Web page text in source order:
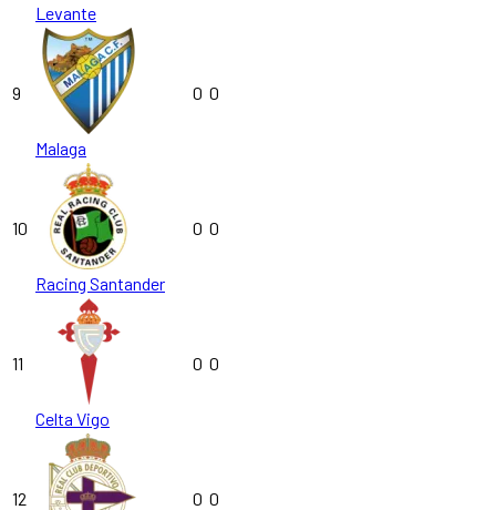
Levante
9
Malaga
0 0
10
Racing Santander
0 0
11
Celta Vigo
0 0
12 0 0